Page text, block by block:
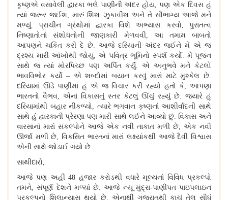
કૃષ્ણએ વસાવેલી દ્વારકા ભલે પાણીની અંદર હોય, પણ એક દિવસ હું
ત્યાં જરૂર જઈશ, મારું શિશ ઝુકાવીશ અને તે સૌભાગ્ય આજે મને
મળ્યું. પ્રાચીન ગ્રંથોમાં દ્વારકા વિશે અભ્યાસ કરવો, પુરાતત્વ
નિષ્ણાતોનાં સંશોધનોની જાણકારી મેળવવી, આ તમામ બાબતો
આપણને ચકિત કરી દે છે. આજે દરિયાની અંદર જઈને મેં એ જ
દ્રશ્ય મારી આંખોથી જોયું, એ પવિત્ર ભૂમિનો સ્પર્શ કર્યો. મેં પૂજન
સાથે જ ત્યાં મોરપિચ્છ પણ અર્પિત કર્યું. એ અનુભવે મને કેટલો
ભાવવિભોર કર્યો – એ શબ્દોમાં બયાન કરવું મારાં માટે મુશ્કેલ છે.
દરિયામાં ઊંડે પાણીમાં હું એ જ વિચાર કરી રહ્યો હતો કે, આપણાં
ભારતનો વૈભવ, એનાં વિકાસનું સ્તર કેટલું ઊંચું રહ્યું છે. જ્યારે હું
દરિયામાંથી બહાર નીકળ્યો, ત્યારે ભગવાન કૃષ્ણનાં આશીર્વાદની સાથે
સાથે હું દ્વારકાની પ્રેરણા પણ મારી સાથે લઈને આવ્યો છું. વિકાસ અને
વારસાનાં મારાં સંકલ્પોને આજે એક નવી તાકાત મળી છે, એક નવી
ઊર્જા મળી છે, વિકસિત ભારતનાં મારાં લક્ષ્યાંકથી આજે દૈવી વિશ્વાસ
એની સાથે જોડાઈ ગયો છે.
સાથીદારો,
આજે પણ અહીં 48 હજાર કરોડથી વધારે મૂલ્યનાં વિવિધ પ્રકલ્પો
તમને, સંપૂર્ણ દેશને મળ્યાં છે. આજે ન્યૂ મુંદ્રા-પાણીપત પાઇપલાઇન
પ્રકલ્પનો શિલાન્યાસ થયો છે. એનાથી ગુજરાતથી કાચું તેલ સીધું